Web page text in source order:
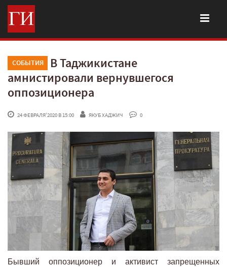
СОБЫТИЯ
В Таджикистане
амнистировали вернувшегося
оппозиционера
24 ФЕВРАЛЯ'2020 В 15:00 ЯКУБ ХАДЖИЧ 0
Бывший оппозиционер и активист запрещенных